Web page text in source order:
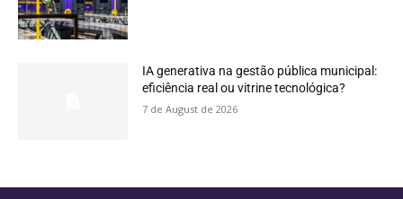
IA generativa na gestão pública municipal:
eficiência real ou vitrine tecnológica?
7 de August de 2026